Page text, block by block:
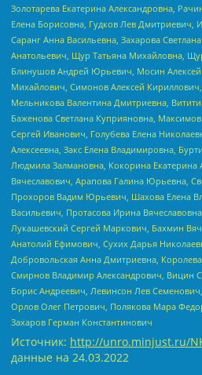
Золотарева Екатерина Александровна,
Елена Борисовна, Гудков Лев
Саранг Анна Васильевна, Захарова
Анатольевич, Щур Татьяна Михайловна,
Блинушов Андрей Юрьевич, Мосин Алексей
Михайлович, Симонов Алексей
Мельникова Валентина Дмитриевна,
Баженова Светлана Куприяновна,
Сергей Иванович, Голубева Елена
Алексеевна, Закс Елена Владимировна,
Людмила Залмановна, Кокорина Екатерина
Вячеславович, Арапова Галина Юрьевна,
Прохоров Вадим Юрьевич, Шахова Елена
Васильевич, Протасова Ирина
Лукашевский Сергей Маркович, Бахмин
Анатолий Ефимович, Сухих Дарья
Добровольская Анна Дмитриевна, Королева
Смирнов Владимир Александрович, Вицин
Борис Андреевич, Левинсон Лев
Орлов Олег Петрович, Полякова Мара
Захаров Герман Константинович
Источник: http://unro.minjust.ru/
данные на 24.03.2022